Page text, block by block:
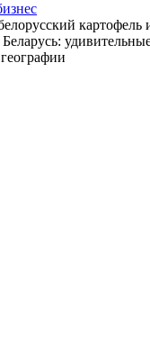
картофель